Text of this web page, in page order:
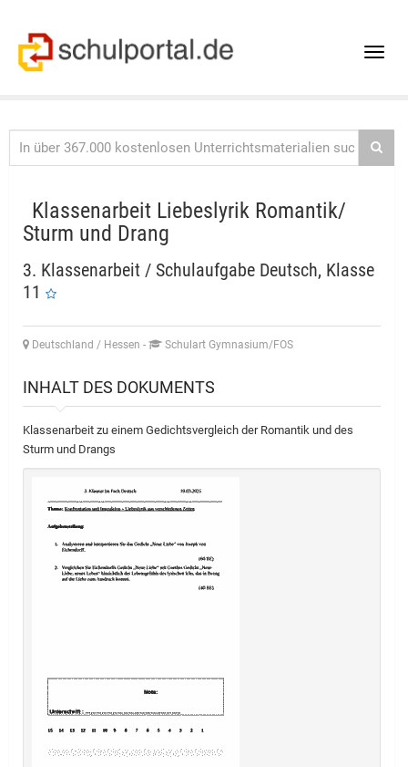
Toggle
Klassenarbeit Liebeslyrik Romantik/
Sturm und Drang
3. Klassenarbeit / Schulaufgabe Deutsch, Klasse
11
Deutschland / Hessen - Schulart Gymnasium/FOS
INHALT DES DOKUMENTS
Klassenarbeit zu einem Gedichtsvergleich der Romantik und des
Sturm und Drangs